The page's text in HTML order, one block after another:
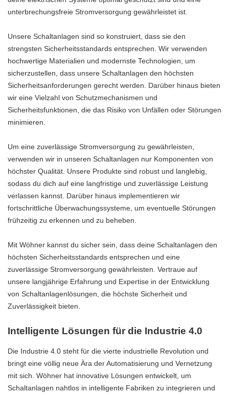
unterbrechungsfreie Stromversorgung gewährleistet ist.
Unsere Schaltanlagen sind so konstruiert, dass sie den
strengsten Sicherheitsstandards entsprechen. Wir verwenden
hochwertige Materialien und modernste Technologien, um
sicherzustellen, dass unsere Schaltanlagen den höchsten
Sicherheitsanforderungen gerecht werden. Darüber hinaus bieten
wir eine Vielzahl von Schutzmechanismen und
Sicherheitsfunktionen, die das Risiko von Unfällen oder Störungen
minimieren.
Um eine zuverlässige Stromversorgung zu gewährleisten,
verwenden wir in unseren Schaltanlagen nur Komponenten von
höchster Qualität. Unsere Produkte sind robust und langlebig,
sodass du dich auf eine langfristige und zuverlässige Leistung
verlassen kannst. Darüber hinaus implementieren wir
fortschrittliche Überwachungssysteme, um eventuelle Störungen
frühzeitig zu erkennen und zu beheben.
Mit Wöhner kannst du sicher sein, dass deine Schaltanlagen den
höchsten Sicherheitsstandards entsprechen und eine
zuverlässige Stromversorgung gewährleisten. Vertraue auf
unsere langjährige Erfahrung und Expertise in der Entwicklung
von Schaltanlagenlösungen, die höchste Sicherheit und
Zuverlässigkeit bieten.
Intelligente Lösungen für die Industrie 4.0
Die Industrie 4.0 steht für die vierte industrielle Revolution und
bringt eine völlig neue Ära der Automatisierung und Vernetzung
mit sich. Wöhner hat innovative Lösungen entwickelt, um
Schaltanlagen nahtlos in intelligente Fabriken zu integrieren und